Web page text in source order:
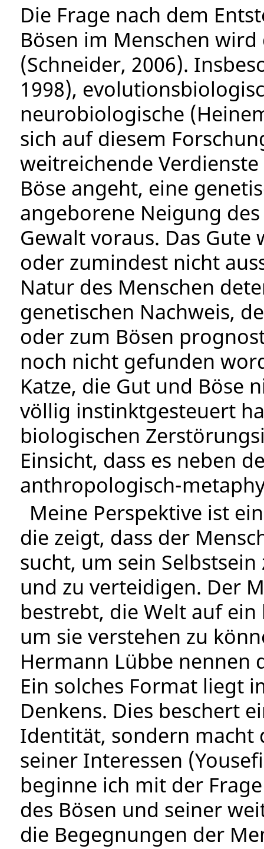
Die Frage nach dem
Bösen im Menschen
(Schneider, 2006).
1998),
neurobiologische
sich auf diesem
weitreichende
Böse angeht, eine
angeborene Neigung
Gewalt voraus. Das Gute
oder zumindest nicht
Natur des Menschen
genetischen Nachweis,
oder zum Bösen
noch nicht gefunden
Katze, die Gut und Böse
völlig instinktgesteuert
biologischen
Einsicht, dass es neben
anthropologisch-
Meine Perspektive ist
die zeigt, dass der
sucht, um sein
und zu verteidigen. Der
bestrebt, die Welt auf
um sie verstehen zu
Hermann Lübbe nennen
Ein solches Format liegt
Denkens. Dies beschert
Identität, sondern macht
seiner Interessen
beginne ich mit der
des Bösen und seiner
die Begegnungen der